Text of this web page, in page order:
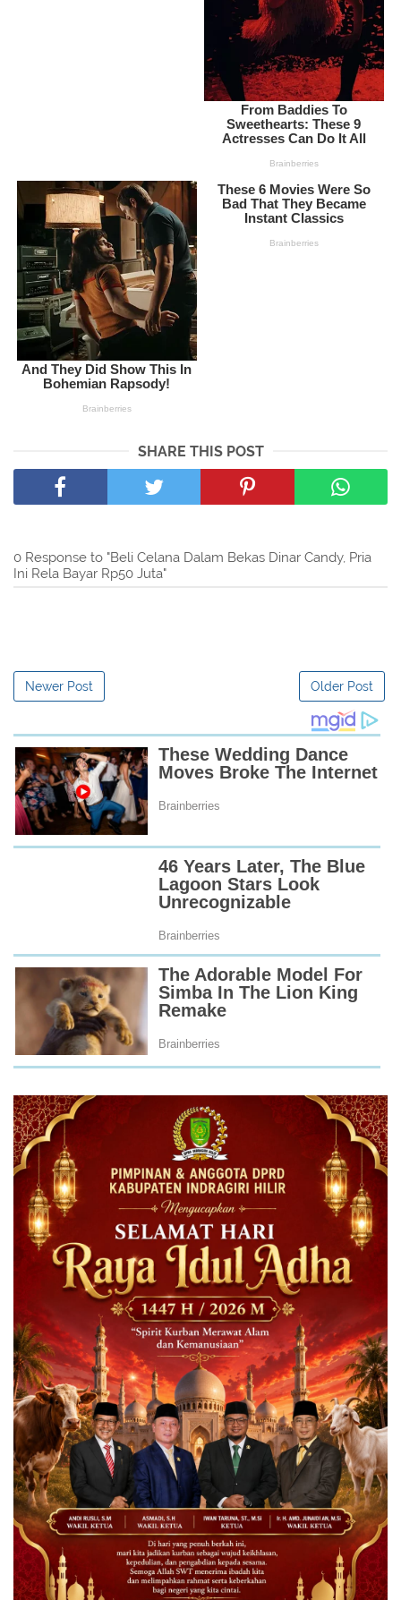
SHARE THIS POST
0 Response to "Beli Celana Dalam Bekas Dinar Candy, Pria
Ini Rela Bayar Rp50 Juta"
Newer Post Older Post